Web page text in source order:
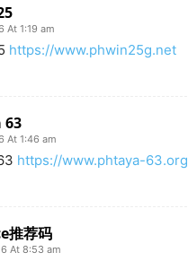
At 1:19 am
https://www.phwin25g.net
63
At 1:46 am
https://www.phtaya-63.org
推荐码
At 8:53 am